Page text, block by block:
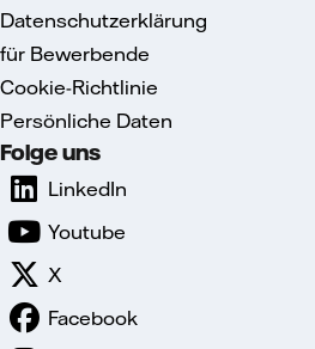
Datenschutzerklärung
für Bewerbende
Cookie-Richtlinie
Persönliche Daten
Folge uns
LinkedIn
Youtube
X
Facebook